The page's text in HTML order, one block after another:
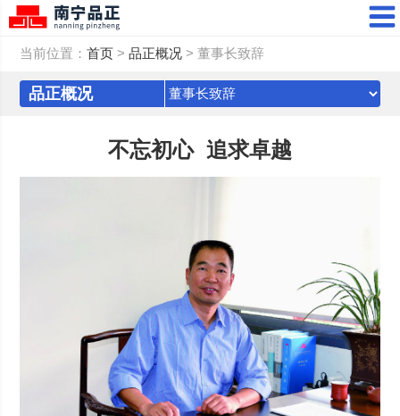
当前位置：首页 >品正概况 > 董事长致辞
品正概况
不忘初心 追求卓越